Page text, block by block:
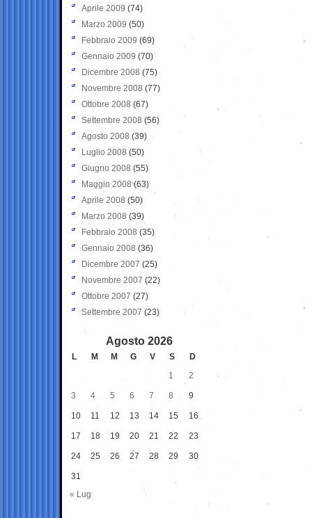
Aprile 2009 (74)
Marzo 2009 (50)
Febbraio 2009 (69)
Gennaio 2009 (70)
Dicembre 2008 (75)
Novembre 2008 (77)
Ottobre 2008 (67)
Settembre 2008 (56)
Agosto 2008 (39)
Luglio 2008 (50)
Giugno 2008 (55)
Maggio 2008(63)
Aprile 2008 (50)
Marzo 2008 (39)
Febbraio 2008 (35)
Gennaio 2008 (36)
Dicembre 2007 (25)
Novembre 2007 (22)
Ottobre 2007 (27)
Settembre 2007 (23)
Agosto 2026
L M M G V S
D
1
2
3 4 5 6 7 8 9
10 11 12 13 14 15 16
17 18 19 20 21 22 23
24 25 26 27 28 29 30
31
« Lug